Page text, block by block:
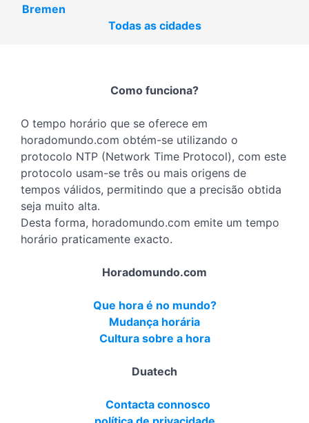
Bremen
Todas as cidades
Como funciona?
O tempo horário que se oferece em
horadomundo.com obtém-se utilizando o
protocolo NTP (Network Time Protocol), com este
protocolo usam-se três ou mais origens de
tempos válidos, permitindo que a precisão obtida
seja muito alta.
Desta forma, horadomundo.com emite um tempo
horário praticamente exacto.
Horadomundo.com
Que hora é no mundo?
Mudança horária
Cultura sobre a hora
Duatech
Contacta connosco